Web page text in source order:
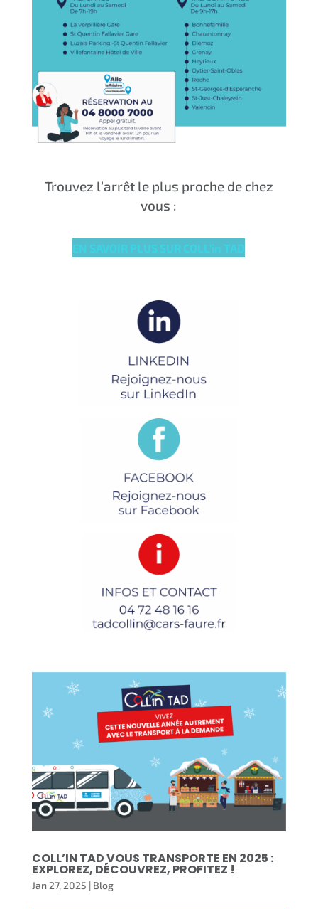
Trouvez l’arrêt le plus proche de chez
vous :
EN SAVOIR PLUS SUR COLL’in TAD
COLL’IN TAD VOUS TRANSPORTE EN 2025 :
EXPLOREZ, DÉCOUVREZ, PROFITEZ !
Jan 27, 2025 | Blog